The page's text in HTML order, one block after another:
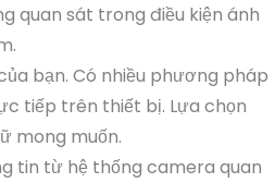
quan sát trong điều kiện ánh
bạn. Có nhiều phương pháp
tiếp trên thiết bị. Lựa chọn
mong muốn.
tin từ hệ thống camera quan